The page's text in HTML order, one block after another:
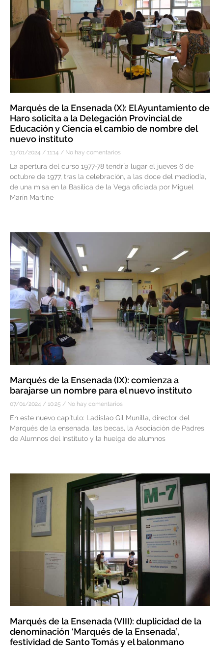
Marqués de la Ensenada (X): El Ayuntamiento de
Haro solicita a la Delegación Provincial de
Educación y Ciencia el cambio de nombre del
nuevo instituto
13/01/2024 11:14 No hay comentarios
La apertura del curso 1977-78 tendría lugar el jueves 6 de
octubre de 1977, tras la celebración, a las doce del mediodía,
de una misa en la Basílica de la Vega oficiada por Miguel
Marín Martíne
Marqués de la Ensenada (IX): comienza a
barajarse un nombre para el nuevo instituto
07/01/2024 10:25 No hay comentarios
En este nuevo capítulo: Ladislao Gil Munilla, director del
Marqués de la ensenada, las becas, la Asociación de Padres
de Alumnos del Instituto y la huelga de alumnos
Marqués de la Ensenada (VIII): duplicidad de la
denominación ‘Marqués de la Ensenada’,
festividad de Santo Tomás y el balonmano